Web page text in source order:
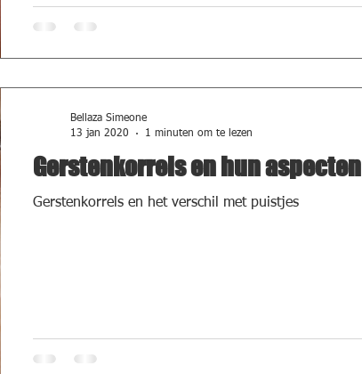
Gerstenkorrels en hun aspecten
Gerstenkorrels en het verschil met puistjes
Bellaza Simeone
13 jan 2020
1 minuten om te lezen